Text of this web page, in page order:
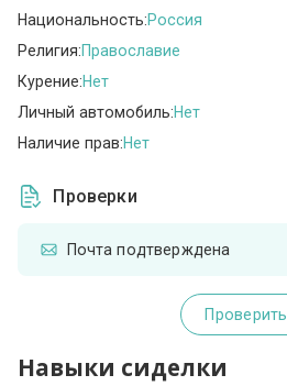
Национальность:Россия
Религия:Православие
Курение:Нет
Личный автомобиль:Нет
Наличие прав:Нет
Проверки
Почта подтверждена
Проверить
Навыки сиделки